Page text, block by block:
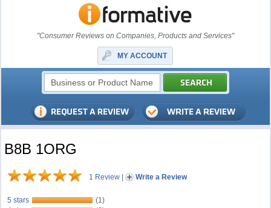
"Consumer Reviews on Companies, Products and Services"
MY ACCOUNT
B8B 1ORG
1 Review | Write a Review
5 stars
(1)